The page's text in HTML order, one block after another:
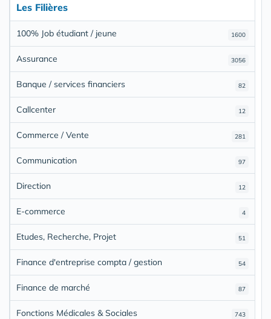
Les Filières
1600
100% Job étudiant / jeune
3056
Assurance
82
Banque / services financiers
12
Callcenter
281
Commerce / Vente
97
Communication
12
Direction
4
E-commerce
51
Etudes, Recherche, Projet
54
Finance d'entreprise compta / gestion
87
Finance de marché
743
Fonctions Médicales & Sociales